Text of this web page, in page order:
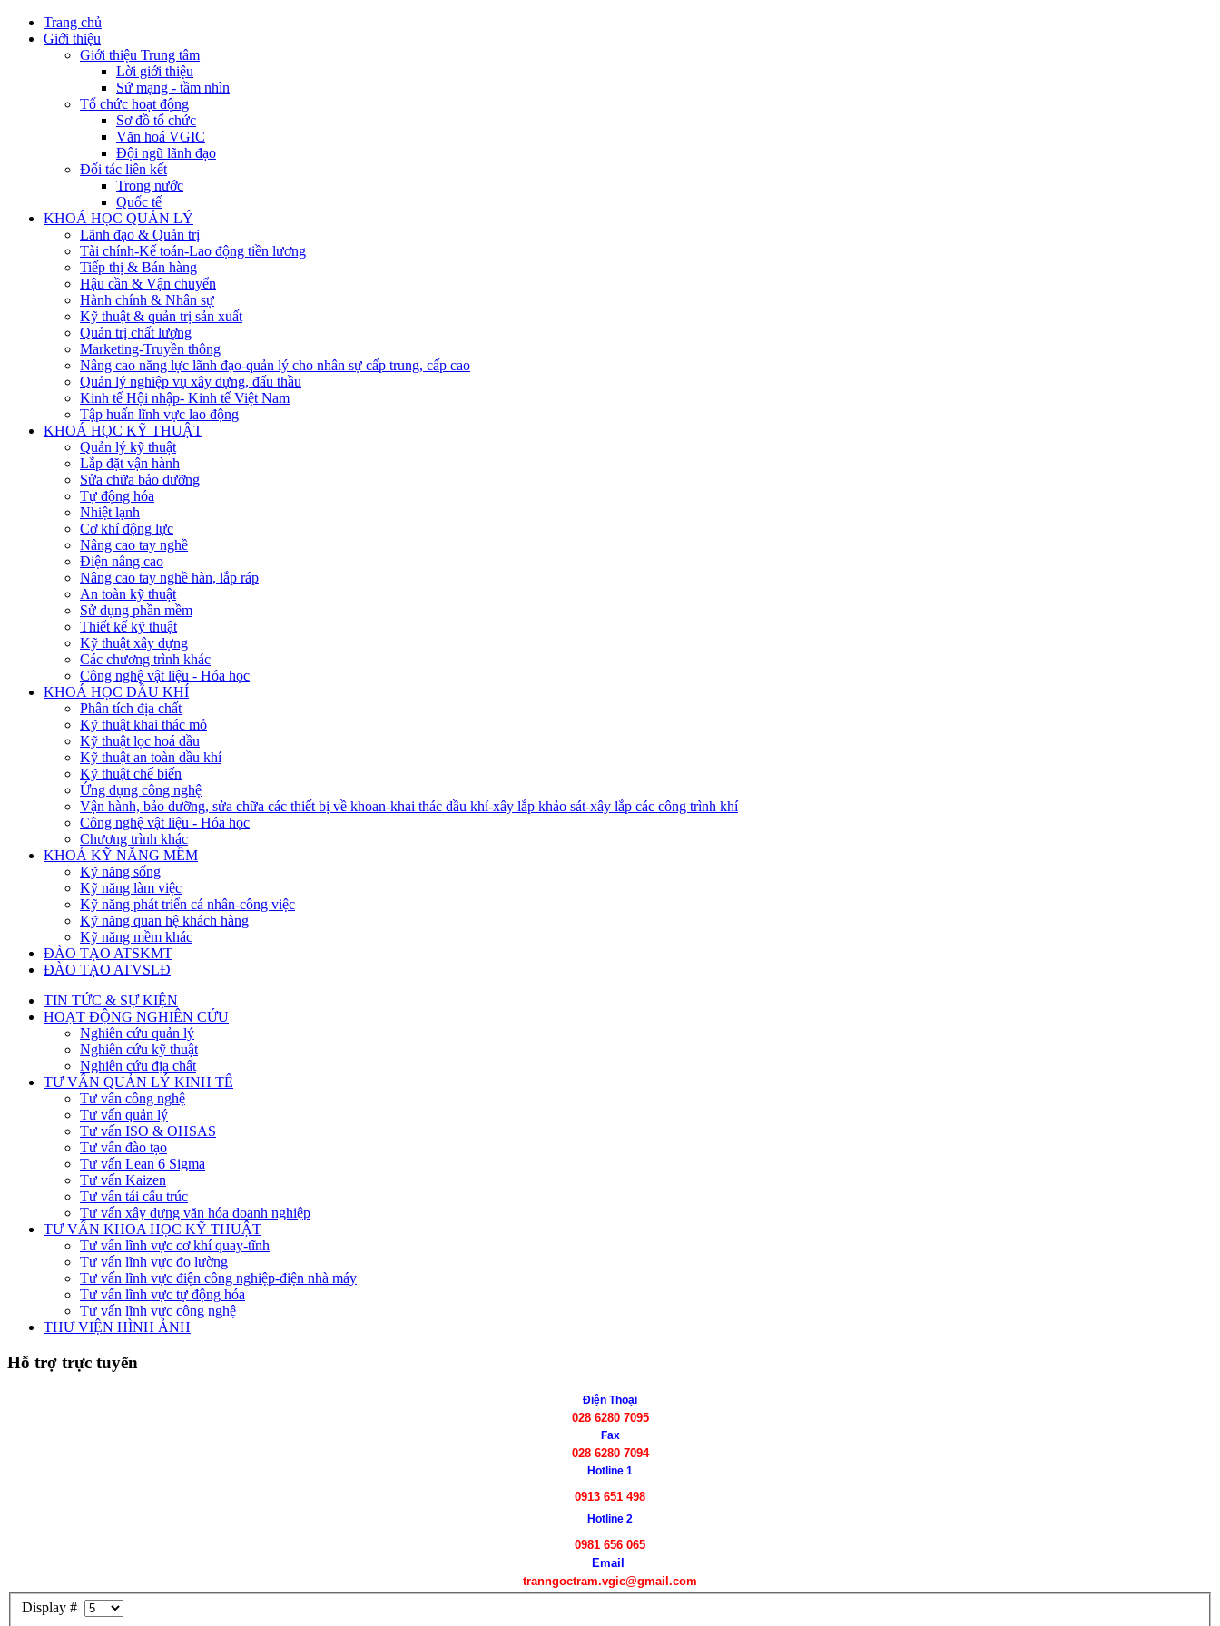
Trang chủ
Giới thiệu
Giới thiệu Trung tâm
Lời giới thiệu
Sứ mạng - tầm nhìn
Tổ chức hoạt động
Sơ đồ tổ chức
Văn hoá VGIC
Đội ngũ lãnh đạo
Đối tác liên kết
Trong nước
Quốc tế
KHOÁ HỌC QUẢN LÝ
Lãnh đạo & Quản trị
Tài chính-Kế toán-Lao động tiền lương
Tiếp thị & Bán hàng
Hậu cần & Vận chuyển
Hành chính & Nhân sự
Kỹ thuật & quản trị sản xuất
Quản trị chất lượng
Marketing-Truyền thông
Nâng cao năng lực lãnh đạo-quản lý cho nhân sự cấp trung, cấp cao
Quản lý nghiệp vụ xây dựng, đấu thầu
Kinh tế Hội nhập- Kinh tế Việt Nam
Tập huấn lĩnh vực lao động
KHOÁ HỌC KỸ THUẬT
Quản lý kỹ thuật
Lắp đặt vận hành
Sửa chữa bảo dưỡng
Tự động hóa
Nhiệt lạnh
Cơ khí động lực
Nâng cao tay nghề
Điện nâng cao
Nâng cao tay nghề hàn, lắp ráp
An toàn kỹ thuật
Sử dụng phần mềm
Thiết kế kỹ thuật
Kỹ thuật xây dựng
Các chương trình khác
Công nghệ vật liệu - Hóa học
KHOÁ HỌC DẦU KHÍ
Phân tích địa chất
Kỹ thuật khai thác mỏ
Kỹ thuật lọc hoá dầu
Kỹ thuật an toàn dầu khí
Kỹ thuật chế biến
Ứng dụng công nghệ
Vận hành, bảo dưỡng, sửa chữa các thiết bị về khoan-khai thác dầu khí-xây lắp khảo sát-xây lắp các công trình khí
Công nghệ vật liệu - Hóa học
Chương trình khác
KHOÁ KỸ NĂNG MỀM
Kỹ năng sống
Kỹ năng làm việc
Kỹ năng phát triển cá nhân-công việc
Kỹ năng quan hệ khách hàng
Kỹ năng mềm khác
ĐÀO TẠO ATSKMT
ĐÀO TẠO ATVSLĐ
TIN TỨC & SỰ KIỆN
HOẠT ĐỘNG NGHIÊN CỨU
Nghiên cứu quản lý
Nghiên cứu kỹ thuật
Nghiên cứu địa chất
TƯ VẤN QUẢN LÝ KINH TẾ
Tư vấn công nghệ
Tư vấn quản lý
Tư vấn ISO & OHSAS
Tư vấn đào tạo
Tư vấn Lean 6 Sigma
Tư vấn Kaizen
Tư vấn tái cấu trúc
Tư vấn xây dựng văn hóa doanh nghiệp
TƯ VẤN KHOA HỌC KỸ THUẬT
Tư vấn lĩnh vực cơ khí quay-tĩnh
Tư vấn lĩnh vực đo lường
Tư vấn lĩnh vực điện công nghiệp-điện nhà máy
Tư vấn lĩnh vực tự động hóa
Tư vấn lĩnh vực công nghệ
THƯ VIỆN HÌNH ẢNH
Hỗ trợ trực tuyến
Điện Thoại
028 6280 7095
Fax
028 6280 7094
Hotline 1
0913 651 498
Hotline 2
0981 656 065
Email
tranngoctram.vgic@gmail.com
Display #